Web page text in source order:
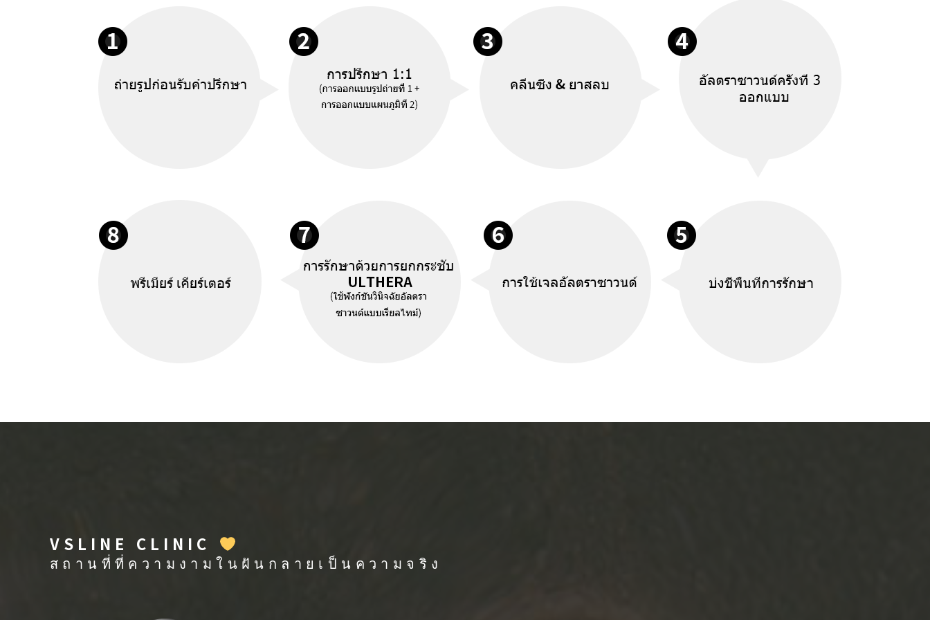
VSLINE CLINIC
สถานที่ที่ความงามในฝันกลายเป็นความจริง